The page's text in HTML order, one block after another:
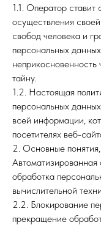
1.1. Оператор
осуществления
свобод человека и
персональных
тайну.
1.2. Настоящая
персональных
всей информации,
посетителях веб-
2. Основные
обработка
вычислительной
2.2. Блокирование
прекращение